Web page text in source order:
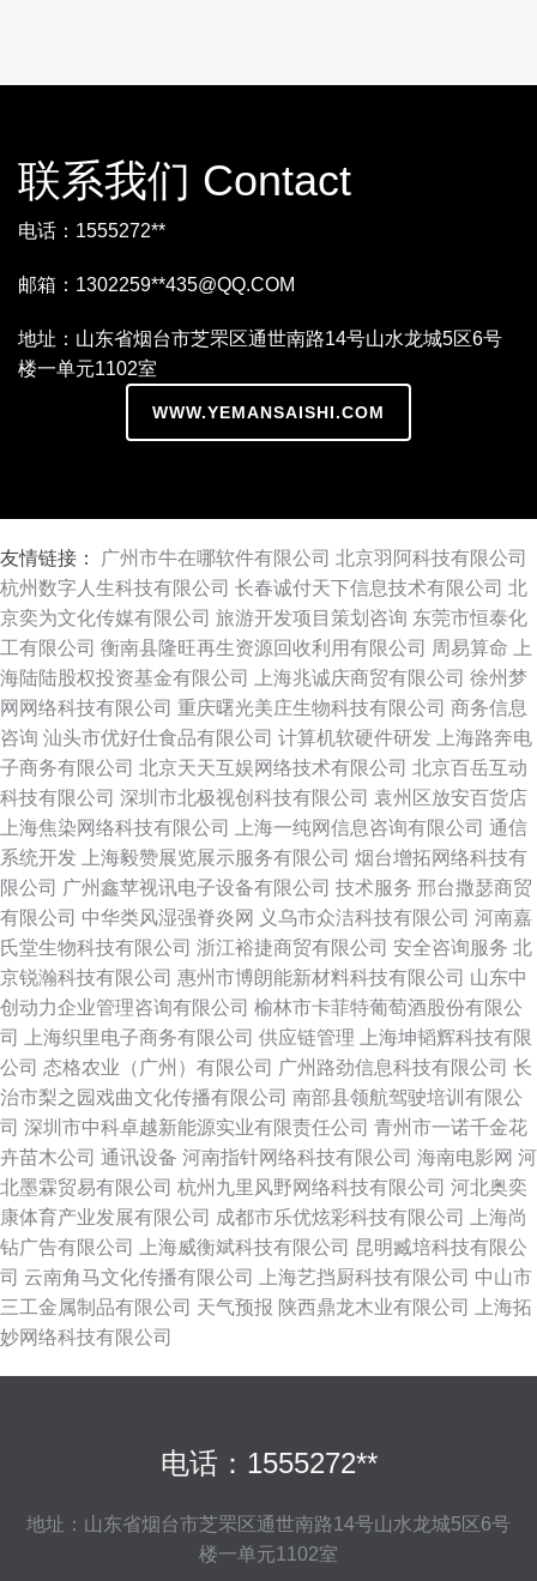
联系我们 Contact
电话：1555272**
邮箱：1302259**435@QQ.COM
地址：山东省烟台市芝罘区通世南路14号山水龙城5区6号
楼一单元1102室
WWW.YEMANSAISHI.COM
友情链接： 广州市牛在哪软件有限公司 北京羽阿科技有限公司
杭州数字人生科技有限公司 长春诚付天下信息技术有限公司 北
京奕为文化传媒有限公司 旅游开发项目策划咨询 东莞市恒泰化
工有限公司 衡南县隆旺再生资源回收利用有限公司 周易算命
上
海陆陆股权投资基金有限公司
上海兆诚庆商贸有限公司 徐州梦
网网络科技有限公司 重庆曙光美庄生物科技有限公司 商务信息
咨询 汕头市优好仕食品有限公司 计算机软硬件研发
上海路奔电
子商务有限公司 北京天天互娱网络技术有限公司 北京百岳互动
科技有限公司 深圳市北极视创科技有限公司 袁州区放安百货店
上海焦染网络科技有限公司
上海一纯网信息咨询有限公司 通信
系统开发
上海毅赞展览展示服务有限公司 烟台增拓网络科技有
限公司 广州鑫苹视讯电子设备有限公司 技术服务 邢台撒瑟商贸
有限公司 中华类风湿强脊炎网 义乌市众洁科技有限公司 河南嘉
氏堂生物科技有限公司 浙江裕捷商贸有限公司 安全咨询服务 北
京锐瀚科技有限公司 惠州市博朗能新材料科技有限公司 山东中
创动力企业管理咨询有限公司 榆林市卡菲特葡萄酒股份有限公
司
上海织里电子商务有限公司 供应链管理
上海坤韬辉科技有限
公司 态格农业（广州）有限公司 广州路劲信息科技有限公司 长
治市梨之园戏曲文化传播有限公司 南部县领航驾驶培训有限公
司 深圳市中科卓越新能源实业有限责任公司 青州市一诺千金花
卉苗木公司 通讯设备 河南指针网络科技有限公司 海南电影网 河
北墨霖贸易有限公司 杭州九里风野网络科技有限公司 河北奥奕
康体育产业发展有限公司 成都市乐优炫彩科技有限公司
上海尚
钻广告有限公司
上海威衡斌科技有限公司 昆明臧培科技有限公
司 云南角马文化传播有限公司 上海艺挡厨科技有限公司 中山市
三工金属制品有限公司 天气预报 陕西鼎龙木业有限公司
上海拓
妙网络科技有限公司
电话：1555272**
地址：山东省烟台市芝罘区通世南路14号山水龙城5区6号
楼一单元1102室